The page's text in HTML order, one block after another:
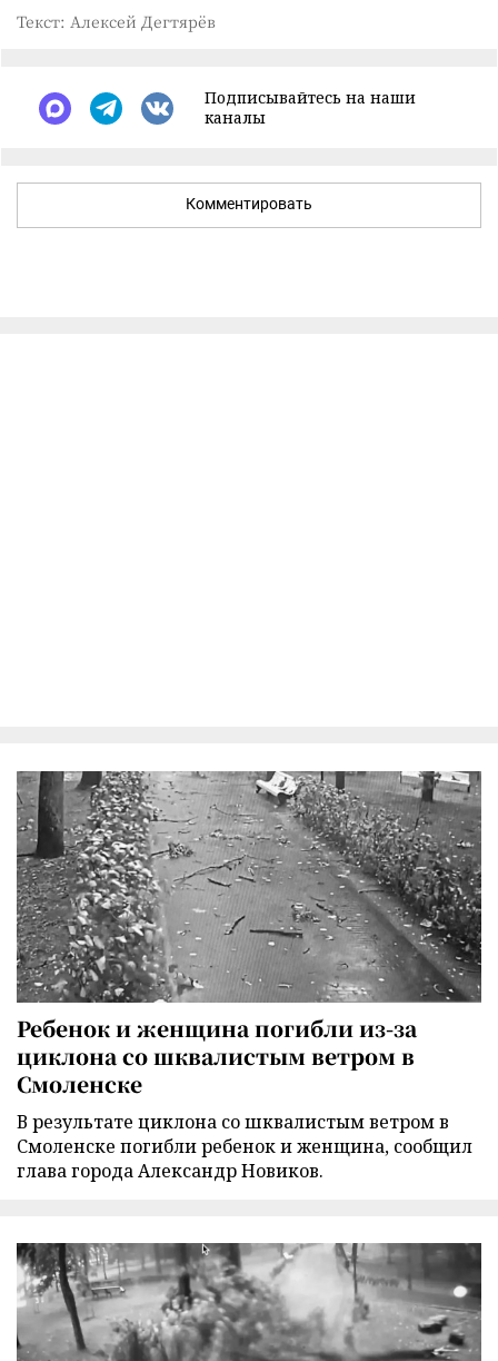
Текст: Алексей Дегтярёв
Подписывайтесь на наши
каналы
Комментировать
Ребенок и женщина погибли из-за
циклона со шквалистым ветром в
Смоленске
В результате циклона со шквалистым ветром в
Смоленске погибли ребенок и женщина, сообщил
глава города Александр Новиков.